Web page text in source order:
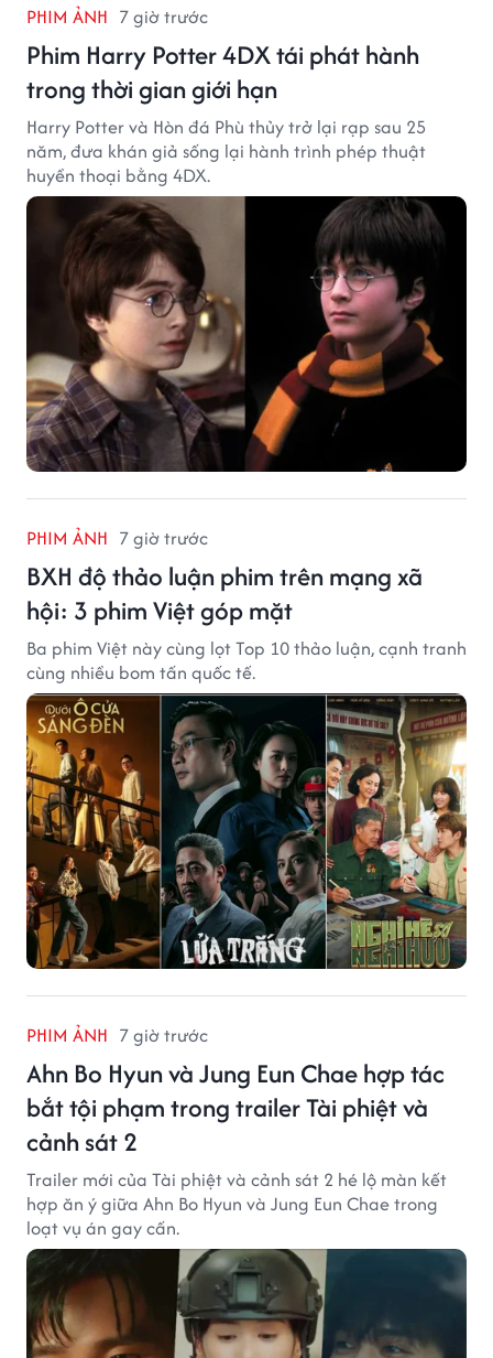
PHIM ẢNH 7 giờ trước
Phim Harry Potter 4DX tái phát hành
trong thời gian giới hạn
Harry Potter và Hòn đá Phù thủy trở lại rạp sau 25
năm, đưa khán giả sống lại hành trình phép thuật
huyền thoại bằng 4DX.
PHIM ẢNH 7 giờ trước
BXH độ thảo luận phim trên mạng xã
hội: 3 phim Việt góp mặt
Ba phim Việt này cùng lọt Top 10 thảo luận, cạnh tranh
cùng nhiều bom tấn quốc tế.
PHIM ẢNH 7 giờ trước
Ahn Bo Hyun và Jung Eun Chae hợp tác
bắt tội phạm trong trailer Tài phiệt và
cảnh sát 2
Trailer mới của Tài phiệt và cảnh sát 2 hé lộ màn kết
hợp ăn ý giữa Ahn Bo Hyun và Jung Eun Chae trong
loạt vụ án gay cấn.